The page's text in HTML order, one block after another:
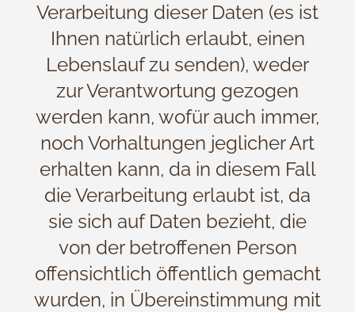
Verarbeitung dieser Daten (es ist
Ihnen natürlich erlaubt, einen
Lebenslauf zu senden), weder
zur Verantwortung gezogen
werden kann, wofür auch immer,
noch Vorhaltungen jeglicher Art
erhalten kann, da in diesem Fall
die Verarbeitung erlaubt ist, da
sie sich auf Daten bezieht, die
von der betroffenen Person
offensichtlich öffentlich gemacht
wurden, in Übereinstimmung mit